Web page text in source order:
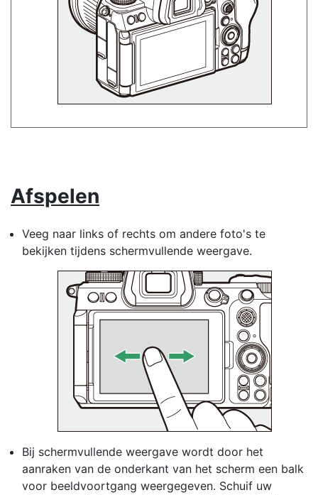
Afspelen
Veeg naar links of rechts om andere foto's te
bekijken tijdens schermvullende weergave.
Bij schermvullende weergave wordt door het
aanraken van de onderkant van het scherm een balk
voor beeldvoortgang weergegeven. Schuif uw